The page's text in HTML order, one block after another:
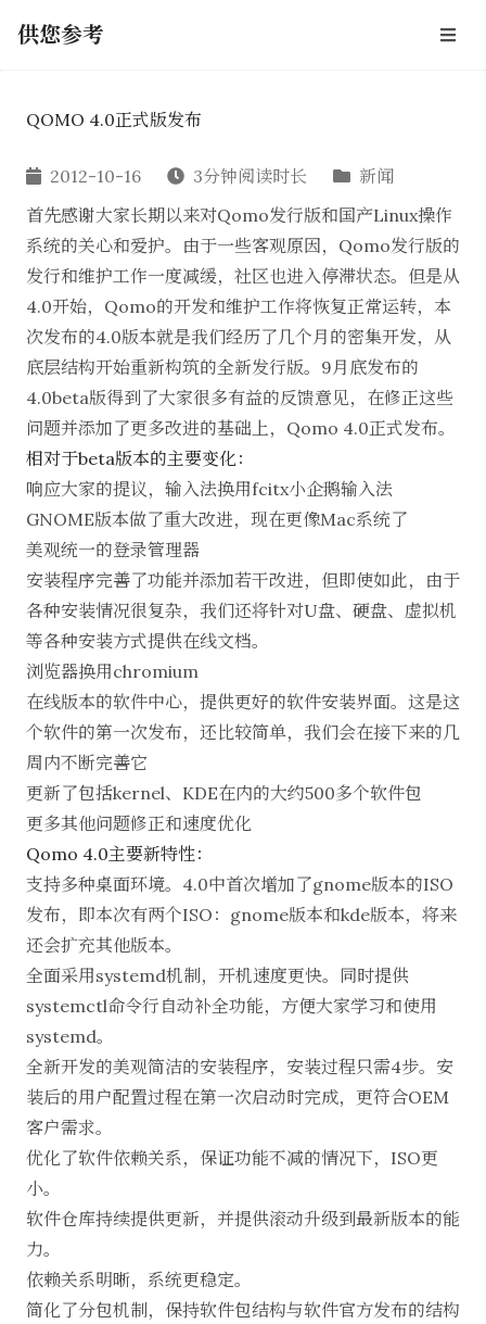
供您参考
QOMO 4.0正式版发布
2012-10-16 3分钟阅读时长
新闻
首先感谢大家长期以来对Qomo发行版和国产Linux操作
系统的关心和爱护。由于一些客观原因，Qomo发行版的
发行和维护工作一度减缓，社区也进入停滞状态。但是从
4.0开始，Qomo的开发和维护工作将恢复正常运转，本
次发布的4.0版本就是我们经历了几个月的密集开发，从
底层结构开始重新构筑的全新发行版。9月底发布的
4.0beta版得到了大家很多有益的反馈意见，在修正这些
问题并添加了更多改进的基础上，Qomo 4.0正式发布。
相对于beta版本的主要变化：
响应大家的提议，输入法换用fcitx小企鹅输入法
GNOME版本做了重大改进，现在更像Mac系统了
美观统一的登录管理器
安装程序完善了功能并添加若干改进，但即使如此，由于
各种安装情况很复杂，我们还将针对U盘、硬盘、虚拟机
等各种安装方式提供在线文档。
浏览器换用chromium
在线版本的软件中心，提供更好的软件安装界面。这是这
个软件的第一次发布，还比较简单，我们会在接下来的几
周内不断完善它
更新了包括kernel、KDE在内的大约500多个软件包
更多其他问题修正和速度优化
Qomo 4.0主要新特性：
支持多种桌面环境。4.0中首次增加了gnome版本的ISO
发布，即本次有两个ISO：gnome版本和kde版本，将来
还会扩充其他版本。
全面采用systemd机制，开机速度更快。同时提供
systemctl命令行自动补全功能，方便大家学习和使用
systemd。
全新开发的美观简洁的安装程序，安装过程只需4步。安
装后的用户配置过程在第一次启动时完成，更符合OEM
客户需求。
优化了软件依赖关系，保证功能不减的情况下，ISO更
小。
软件仓库持续提供更新，并提供滚动升级到最新版本的能
力。
依赖关系明晰，系统更稳定。
简化了分包机制，保持软件包结构与软件官方发布的结构